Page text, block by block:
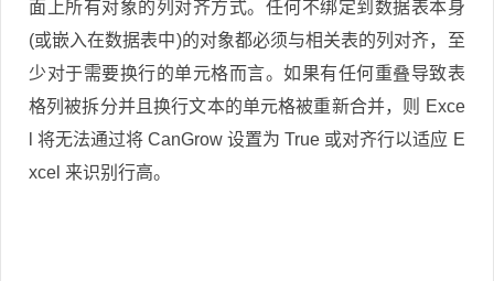
面上所有对象的列对齐方式。任何不绑定到数据表本身
(或嵌入在数据表中)的对象都必须与相关表的列对齐，至
少对于需要换行的单元格而言。如果有任何重叠导致表
格列被拆分并且换行文本的单元格被重新合并，则 Exce
l 将无法通过将 CanGrow 设置为 True 或对齐行以适应 E
xcel 来识别行高。